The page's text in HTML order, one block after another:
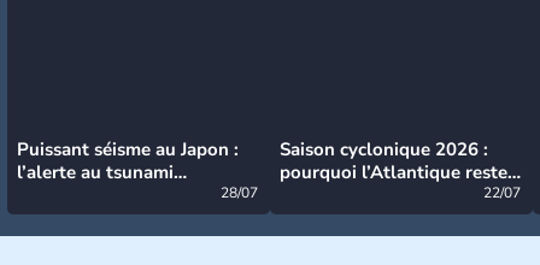
Puissant séisme au Japon :
l’alerte au tsunami
28/07
Saison cyclonique 2026 :
pourquoi l’Atlantique reste
22/07